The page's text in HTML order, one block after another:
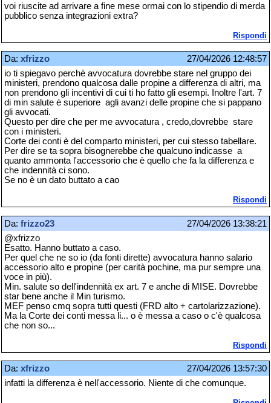
voi riuscite ad arrivare a fine mese ormai con lo stipendio di merda
pubblico senza integrazioni extra?
Rispondi
Da: xfrizzo
27/04/2026 12:48:57
io ti spiegavo perchè avvocatura dovrebbe stare nel gruppo dei
ministeri, prendono qualcosa dalle propine a differenza di altri, ma
non prendono gli incentivi di cui ti ho fatto gli esempi. Inoltre l'art. 7
di min salute è superiore agli avanzi delle propine che si pappano
gli avvocati.
Questo per dire che per me avvocatura , credo,dovrebbe stare
con i ministeri.
Corte dei conti è del comparto ministeri, per cui stesso tabellare.
Per dire se ta sopra bisognerebbe che qualcuno indicasse a
quanto ammonta l'accessorio che è quello che fa la differenza e
che indennità ci sono.
Se no è un dato buttato a cao
Rispondi
Da: frizzo23
27/04/2026 13:38:21
@xfrizzo
Esatto. Hanno buttato a caso.
Per quel che ne so io (da fonti dirette) avvocatura hanno salario
accessorio alto e propine (per carità pochine, ma pur sempre una
voce in più).
Min. salute so dell'indennità ex art. 7 e anche di MISE. Dovrebbe
star bene anche il Min turismo.
MEF penso cmq sopra tutti questi (FRD alto + cartolarizzazione).
Ma la Corte dei conti messa li... o è messa a caso o c'è qualcosa
che non so...
Rispondi
Da: xfrizzo
27/04/2026 13:57:30
infatti la differenza è nell'accessorio. Niente di che comunque.